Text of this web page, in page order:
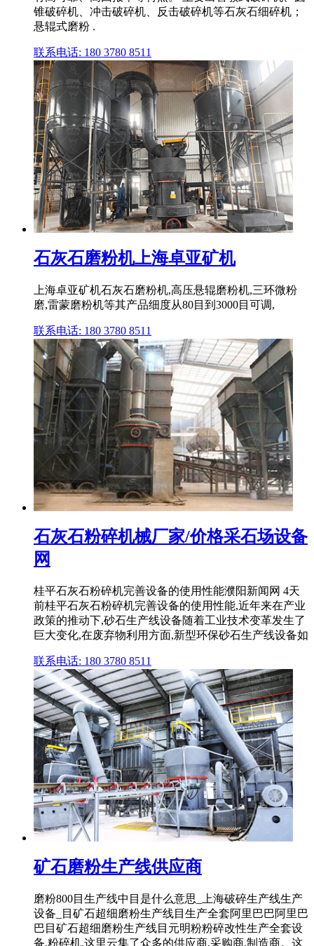
锥破碎机、冲击破碎机、反击破碎机等石灰石细碎机；
悬辊式磨粉 .
联系电话: 180 3780 8511
石灰石磨粉机上海卓亚矿机
上海卓亚矿机石灰石磨粉机,高压悬辊磨粉机,三环微粉
磨,雷蒙磨粉机等其产品细度从80目到3000目可调,
联系电话: 180 3780 8511
石灰石粉碎机械厂家/价格采石场设备
网
桂平石灰石粉碎机完善设备的使用性能濮阳新闻网 4天
前桂平石灰石粉碎机完善设备的使用性能,近年来在产业
政策的推动下,砂石生产线设备随着工业技术变革发生了
巨大变化,在废弃物利用方面,新型环保砂石生产线设备如
联系电话: 180 3780 8511
矿石磨粉生产线供应商
磨粉800目生产线中目是什么意思_上海破碎生产线生产
设备_目矿石超细磨粉生产线目生产全套阿里巴巴阿里巴
巴目矿石超细磨粉生产线目元明粉粉碎改性生产全套设
备,粉碎机,这里云集了众多的供应商,采购商,制造商。这